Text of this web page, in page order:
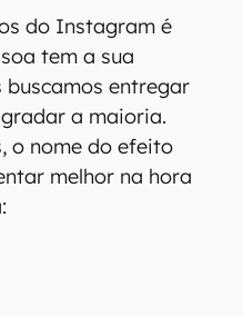
do Instagram é
tem a sua
entregar
a maioria.
o nome do efeito
melhor na hora